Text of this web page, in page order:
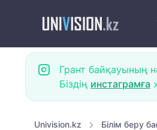
Грант байқауының
Біздің инстаграмға
Univision.kz Білім беру